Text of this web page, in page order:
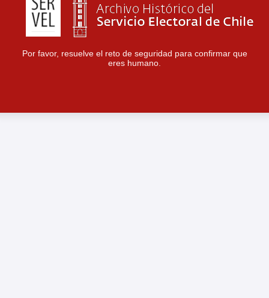
Por favor, resuelve el reto de seguridad para confirmar que
eres humano.